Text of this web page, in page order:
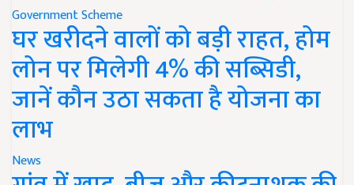
Government Scheme
घर खरीदने वालों को बड़ी राहत, होम
लोन पर मिलेगी 4% की सब्सिडी,
जानें कौन उठा सकता है योजना का
लाभ
News